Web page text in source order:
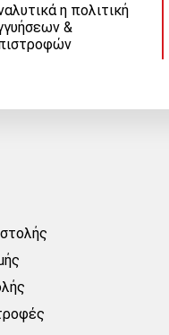
η πολιτική
&